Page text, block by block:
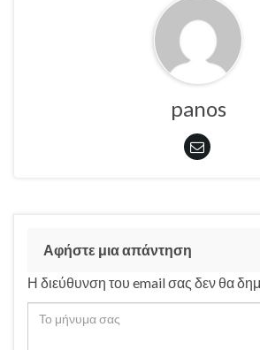
panos
Αφήστε μια απάντηση
Η διεύθυνση του email σας δεν θα